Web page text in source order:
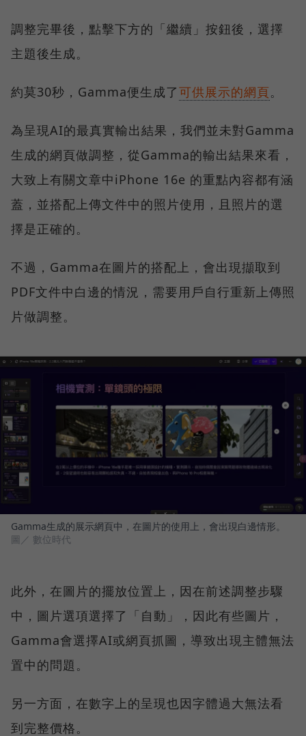
調整完畢後，點擊下方的「繼續」按鈕後，選擇
主題後生成。
約莫30秒，Gamma便生成了可供展示的網頁。
為呈現AI的最真實輸出結果，我們並未對Gamma
生成的網頁做調整，從Gamma的輸出結果來看，
大致上有關文章中iPhone 16e 的重點內容都有涵
蓋，並搭配上傳文件中的照片使用，且照片的選
擇是正確的。
不過，Gamma在圖片的搭配上，會出現擷取到
PDF文件中白邊的情況，需要用戶自行重新上傳照
片做調整。
Gamma生成的展示網頁中，在圖片的使用上，會出現白邊情形。
圖／ 數位時代
此外，在圖片的擺放位置上，因在前述調整步驟
中，圖片選項選擇了「自動」，因此有些圖片，
Gamma會選擇AI或網頁抓圖，導致出現主體無法
置中的問題。
另一方面，在數字上的呈現也因字體過大無法看
到完整價格。